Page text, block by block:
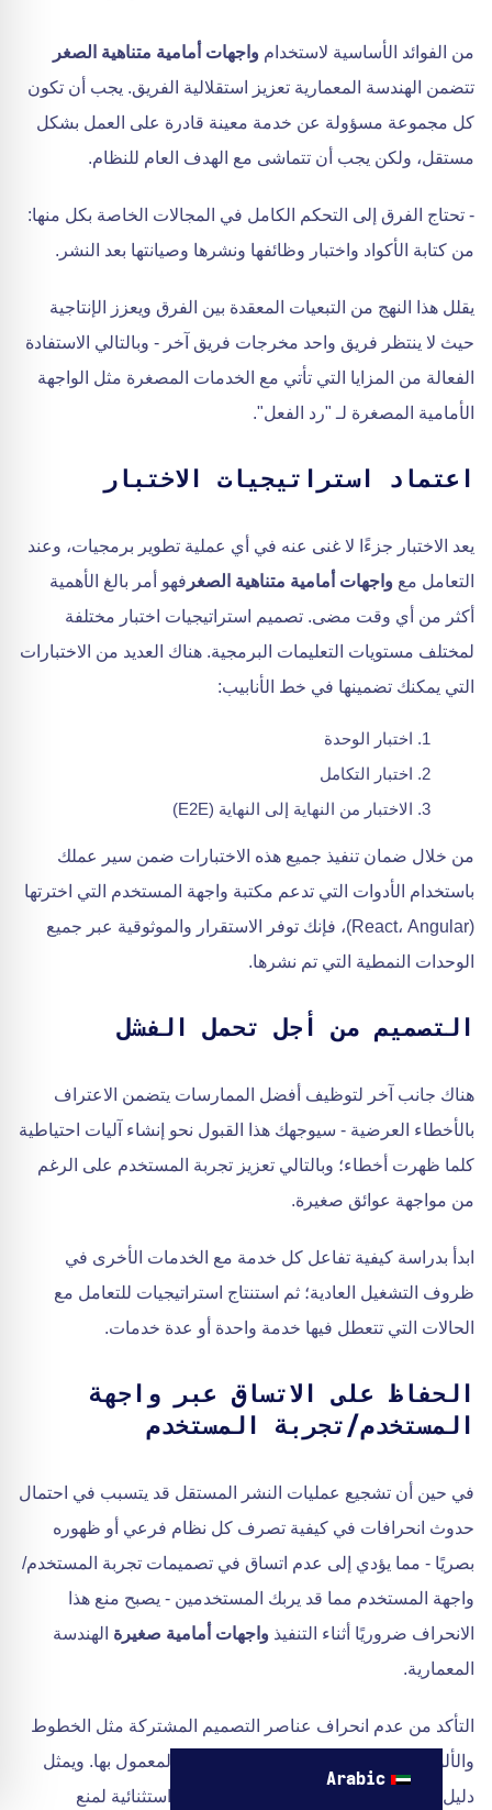
من الفوائد الأساسية لاستخدام واجهات أمامية متناهية الصغر
تتضمن الهندسة المعمارية تعزيز استقلالية الفريق. يجب أن تكون
كل مجموعة مسؤولة عن خدمة معينة قادرة على العمل بشكل
مستقل، ولكن يجب أن تتماشى مع الهدف العام للنظام.
- تحتاج الفرق إلى التحكم الكامل في المجالات الخاصة بكل منها:
من كتابة الأكواد واختبار وظائفها ونشرها وصيانتها بعد النشر.
يقلل هذا النهج من التبعيات المعقدة بين الفرق ويعزز الإنتاجية
حيث لا ينتظر فريق واحد مخرجات فريق آخر - وبالتالي الاستفادة
الفعالة من المزايا التي تأتي مع الخدمات المصغرة مثل الواجهة
الأمامية المصغرة لـ "رد الفعل".
اعتماد استراتيجيات الاختبار
يعد الاختبار جزءًا لا غنى عنه في أي عملية تطوير برمجيات، وعند
التعامل مع واجهات أمامية متناهية الصغر فهو أمر بالغ الأهمية
أكثر من أي وقت مضى. تصميم استراتيجيات اختبار مختلفة
لمختلف مستويات التعليمات البرمجية. هناك العديد من الاختبارات
التي يمكنك تضمينها في خط الأنابيب:
اختبار الوحدة
اختبار التكامل
الاختبار من النهاية إلى النهاية (E2E)
من خلال ضمان تنفيذ جميع هذه الاختبارات ضمن سير عملك
باستخدام الأدوات التي تدعم مكتبة واجهة المستخدم التي اخترتها
(React، Angular)، فإنك توفر الاستقرار والموثوقية عبر جميع
الوحدات النمطية التي تم نشرها.
التصميم من أجل تحمل الفشل
هناك جانب آخر لتوظيف أفضل الممارسات يتضمن الاعتراف
بالأخطاء العرضية - سيوجهك هذا القبول نحو إنشاء آليات احتياطية
كلما ظهرت أخطاء؛ وبالتالي تعزيز تجربة المستخدم على الرغم
من مواجهة عوائق صغيرة.
ابدأ بدراسة كيفية تفاعل كل خدمة مع الخدمات الأخرى في
ظروف التشغيل العادية؛ ثم استنتاج استراتيجيات للتعامل مع
الحالات التي تتعطل فيها خدمة واحدة أو عدة خدمات.
الحفاظ على الاتساق عبر واجهة
المستخدم/تجربة المستخدم
في حين أن تشجيع عمليات النشر المستقل قد يتسبب في احتمال
حدوث انحرافات في كيفية تصرف كل نظام فرعي أو ظهوره
بصريًا - مما يؤدي إلى عدم اتساق في تصميمات تجربة المستخدم/
واجهة المستخدم مما قد يربك المستخدمين - يصبح منع هذا
الانحراف ضروريًا أثناء التنفيذ واجهات أمامية صغيرة الهندسة
المعمارية.
التأكد من عدم انحراف عناصر التصميم المشتركة مثل الخطوط
والألوان والمكونات المشتركة عن المعايير المعمول بها. ويمثل
دليل الأنماط المقترن بمكتبة الأنماط موارد استثنائية لمنع
Arabic